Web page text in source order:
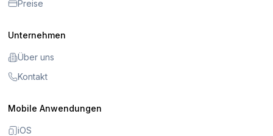
Preise
Unternehmen
Über uns
Kontakt
Mobile Anwendungen
iOS